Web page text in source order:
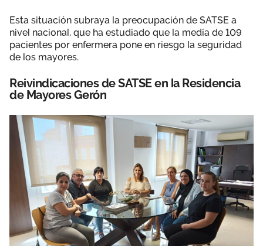
Esta situación subraya la preocupación de SATSE a
nivel nacional, que ha estudiado que la media de 109
pacientes por enfermera pone en riesgo la seguridad
de los mayores.
Reivindicaciones de SATSE en la Residencia
de Mayores Gerón